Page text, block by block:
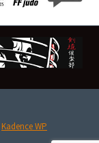
Kadence WP